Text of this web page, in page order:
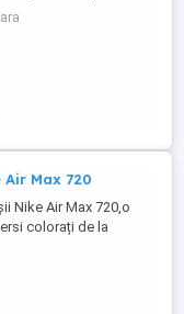
Max 720
Nike Air Max 720,o
colorați de la
design modern și
sunt alegerea
activ și plin de
datorită tălpii